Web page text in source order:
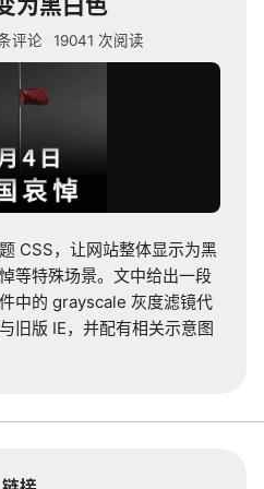
评论 19041 次阅读
CSS，让网站整体显示为黑
等特殊场景。文中给出一段
中的 grayscale 灰度滤镜代
旧版 IE，并配有相关示意图